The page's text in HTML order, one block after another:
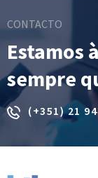
CONTACTO
Estamos
sempre
(+351) 21